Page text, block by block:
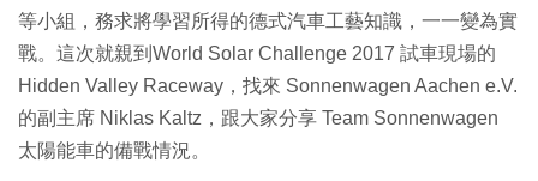
等小組，務求將學習所得的德式汽車工藝知識，一一變為實
戰。這次就親到World Solar Challenge 2017 試車現場的
Hidden Valley Raceway，找來 Sonnenwagen Aachen e.V.
的副主席 Niklas Kaltz，跟大家分享 Team Sonnenwagen
太陽能車的備戰情況。